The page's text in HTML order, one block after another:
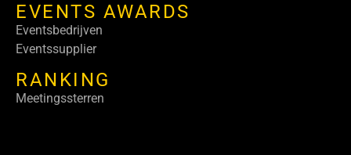
EVENTS AWARDS
Eventsbedrijven
Eventssupplier
RANKING
Meetingssterren